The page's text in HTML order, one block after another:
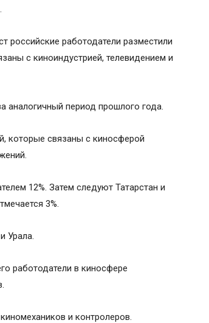
российские работодатели разместили
с киноиндустрией, телевидением и
аналогичный период прошлого года.
которые связаны с киносферой
12%. Затем следуют Татарстан и
3%.
Урала.
работодатели в киносфере
и контролеров.